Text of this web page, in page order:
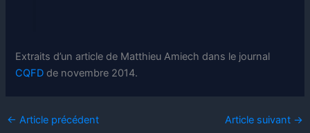
Extraits d’un article de Matthieu Amiech dans le journal
CQFD de novembre 2014.
← Article précédent Article suivant →